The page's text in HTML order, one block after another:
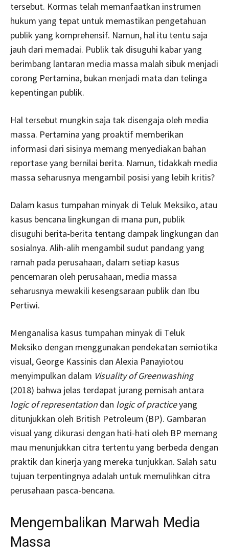
tersebut. Kormas telah memanfaatkan instrumen
hukum yang tepat untuk memastikan pengetahuan
publik yang komprehensif. Namun, hal itu tentu saja
jauh dari memadai. Publik tak disuguhi kabar yang
berimbang lantaran media massa malah sibuk menjadi
corong Pertamina, bukan menjadi mata dan telinga
kepentingan publik.
Hal tersebut mungkin saja tak disengaja oleh media
massa. Pertamina yang proaktif memberikan
informasi dari sisinya memang menyediakan bahan
reportase yang bernilai berita. Namun, tidakkah media
massa seharusnya mengambil posisi yang lebih kritis?
Dalam kasus tumpahan minyak di Teluk Meksiko, atau
kasus bencana lingkungan di mana pun, publik
disuguhi berita-berita tentang dampak lingkungan dan
sosialnya. Alih-alih mengambil sudut pandang yang
ramah pada perusahaan, dalam setiap kasus
pencemaran oleh perusahaan, media massa
seharusnya mewakili kesengsaraan publik dan Ibu
Pertiwi.
Menganalisa kasus tumpahan minyak di Teluk
Meksiko dengan menggunakan pendekatan semiotika
visual, George Kassinis dan Alexia Panayiotou
menyimpulkan dalam Visuality of Greenwashing
(2018) bahwa jelas terdapat jurang pemisah antara
logic of representation dan logic of practiceyang
ditunjukkan oleh British Petroleum (BP). Gambaran
visual yang dikurasi dengan hati-hati oleh BP memang
mau menunjukkan citra tertentu yang berbeda dengan
praktik dan kinerja yang mereka tunjukkan. Salah satu
tujuan terpentingnya adalah untuk memulihkan citra
perusahaan pasca-bencana.
Mengembalikan Marwah Media
Massa